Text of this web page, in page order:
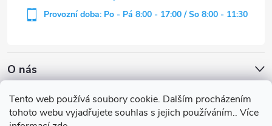
Tento web používá soubory cookie. Dalším procházením
tohoto webu vyjadřujete souhlas s jejich používáním.. Více
O nás
Provozní doba: Po - Pá 8:00 - 17:00 / So 8:00 - 11:30